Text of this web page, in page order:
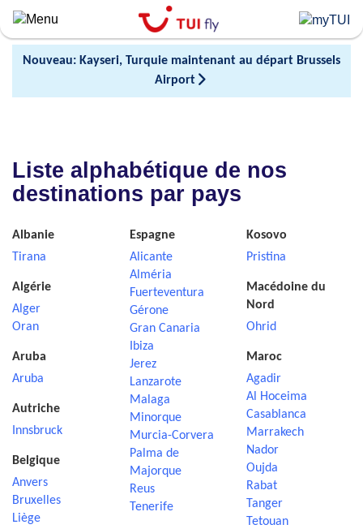
Skip
to
main
contentNouveau: Kayseri, Turquie maintenant au départ Brussels
Airport
Liste alphabétique de nos
destinations par pays
Albanie
Tirana
Algérie
Alger
Oran
Aruba
Aruba
Autriche
Innsbruck
Belgique
Anvers
Bruxelles
Liège
Espagne
Alicante
Alméria
Fuerteventura
Gérone
Gran Canaria
Ibiza
Jerez
Lanzarote
Malaga
Minorque
Murcia-Corvera
Palma de
Majorque
Reus
Tenerife
Kosovo
Pristina
Macédoine du
Nord
Ohrid
Maroc
Agadir
Al Hoceima
Casablanca
Marrakech
Nador
Oujda
Rabat
Tanger
Tetouan